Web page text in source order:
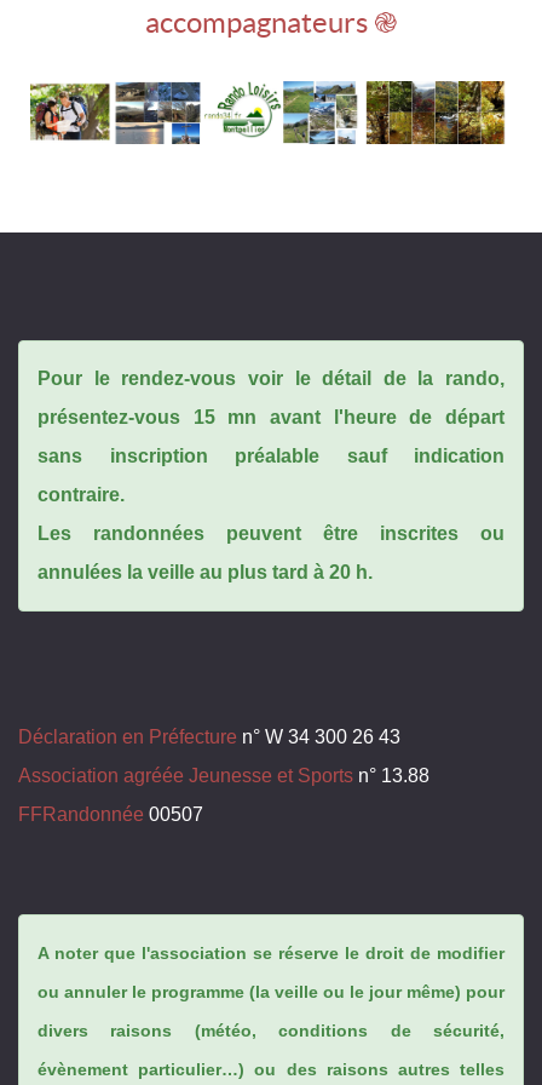
accompagnateurs ֎
Pour le rendez-vous voir le détail de la rando,
présentez-vous 15 mn avant l'heure de départ
sans inscription préalable sauf indication
contraire.
Les randonnées peuvent être inscrites ou
annulées la veille au plus tard à 20 h.
Déclaration en Préfecture n° W 34 300 26 43
Association agréée Jeunesse et Sports n° 13.88
FFRandonnée 00507
A noter que l'association se réserve le droit de modifier
ou annuler le programme (la veille ou le jour même) pour
divers raisons (météo, conditions de sécurité,
évènement particulier…) ou des raisons autres telles